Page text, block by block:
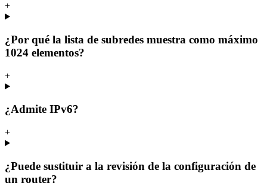
+
¿Por qué la lista de subredes muestra como máximo
1024 elementos?
+
¿Admite IPv6?
+
¿Puede sustituir a la revisión de la configuración de
un router?